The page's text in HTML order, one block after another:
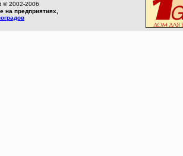
© 2002-2006
на предприятиях,